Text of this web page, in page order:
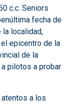
c.c. Seniors
fecha de
la localidad,
epicentro de la
de la
pilotos a probar
a los